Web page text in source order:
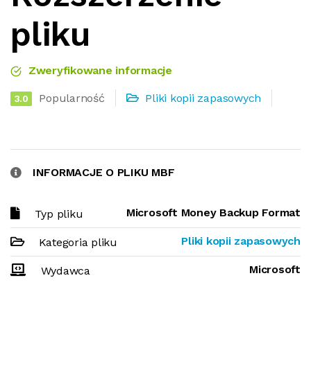
pliku
Zweryfikowane informacje
3.0 Popularność Pliki kopii zapasowych
INFORMACJE O PLIKU MBF
Typ pliku Microsoft Money Backup Format
Kategoria pliku Pliki kopii zapasowych
Wydawca Microsoft